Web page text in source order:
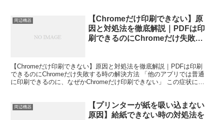
周辺機器
【Chromeだけ印刷できない】原
因と対処法を徹底解説｜PDFは印
刷できるのにChromeだけ失敗す
【Chromeだけ印刷できない】原因と対処法を徹底解説｜PDFは印刷
できるのにChromeだけ失敗する時の解決方法 「他のアプリでは普通
に印刷できるのに、なぜかChromeだけ印刷できない」 この症状に悩
周辺機器
【プリンターが紙を吸い込まない
原因】給紙できない時の対処法を